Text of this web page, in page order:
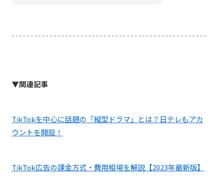
▼関連記事
TikTokを中心に話題の「縦型ドラマ」とは？日テレもアカ
ウントを開設！
TikTok広告の課金方式・費用相場を解説【2023年最新版】